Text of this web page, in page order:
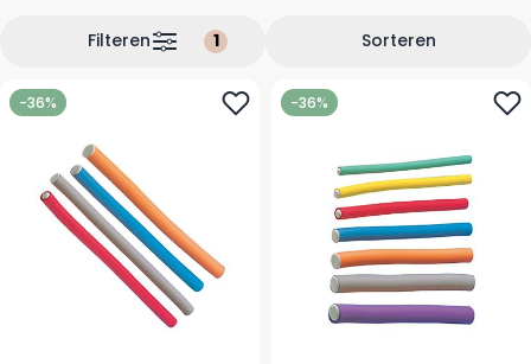
Sorteren
Filteren
-36% -36%